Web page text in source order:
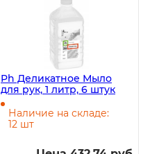
Ph Деликатное Мыло
для рук, 1 литр, 6 штук
Наличие на складе:
12 шт